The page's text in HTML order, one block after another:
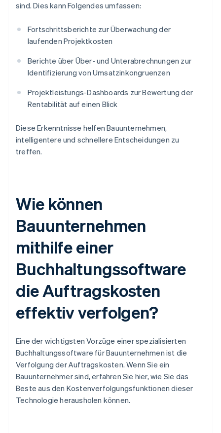
sind. Dies kann Folgendes umfassen:
Fortschrittsberichte zur Überwachung der
laufenden Projektkosten
Berichte über Über- und Unterabrechnungen zur
Identifizierung von Umsatzinkongruenzen
Projektleistungs-Dashboards zur Bewertung der
Rentabilität auf einen Blick
Diese Erkenntnisse helfen Bauunternehmen,
intelligentere und schnellere Entscheidungen zu
treffen.
Wie können
Bauunternehmen
mithilfe einer
Buchhaltungssoftware
die Auftragskosten
effektiv verfolgen?
Eine der wichtigsten Vorzüge einer spezialisierten
Buchhaltungssoftware für Bauunternehmen ist die
Verfolgung der Auftragskosten. Wenn Sie ein
Bauunternehmer sind, erfahren Sie hier, wie Sie das
Beste aus den Kostenverfolgungsfunktionen dieser
Technologie herausholen können.